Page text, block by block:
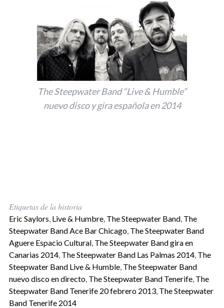
The Steepwater Band “Live & Humble”
nuevo disco y gira española en 2014
Etiquetas de la historia
Eric Saylors, Live & Humbre, The Steepwater Band, The
Steepwater Band Ace Bar Chicago, The Steepwater Band
Aguere Espacio Cultural, The Steepwater Band gira en
Canarias 2014, The Steepwater Band Las Palmas 2014, The
Steepwater Band Live & Humble, The Steepwater Band
nuevo disco en directo, The Steepwater Band Tenerife, The
Steepwater Band Tenerife 20 febrero 2013, The Steepwater
Band Tenerife 2014